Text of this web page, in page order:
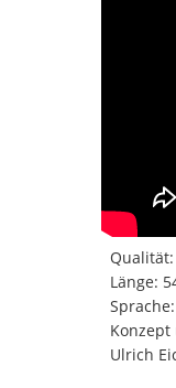
Qualität:
Länge:
Konzept
Ulrich